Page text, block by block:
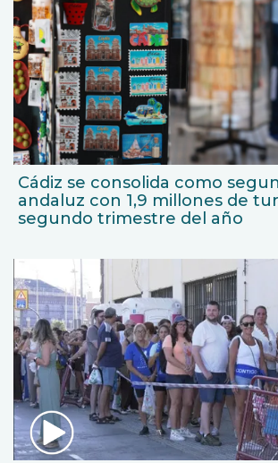
Cádiz se consolida como
andaluz con 1,9 millones de
segundo trimestre del año